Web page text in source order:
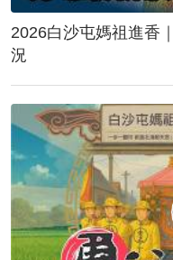
2026白沙屯媽祖進香
況